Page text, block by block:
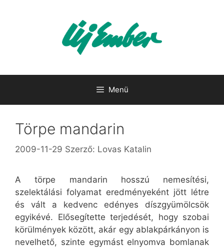
Menü
Törpe mandarin
2009-11-29 Szerző: Lovas Katalin
A törpe mandarin hosszú nemesítési,
szelektálási folyamat eredményeként jött létre
és vált a kedvenc edényes díszgyümölcsök
egyikévé. Elősegítette terjedését, hogy szobai
körülmények között, akár egy ablakpárkányon is
nevelhető, szinte egymást elnyomva bomlanak